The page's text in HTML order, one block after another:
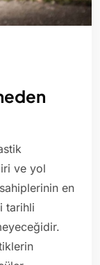
ve yol
en
tarihli